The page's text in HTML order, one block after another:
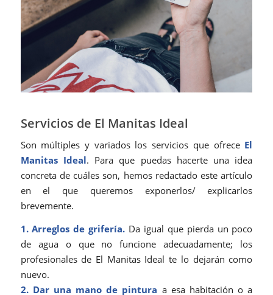
Servicios de El Manitas Ideal
Son múltiples y variados los servicios que ofrece El
Manitas Ideal. Para que puedas hacerte una idea
concreta de cuáles son, hemos redactado este artículo
en el que queremos exponerlos/ explicarlos
brevemente.
1. Arreglos de grifería. Da igual que pierda un poco
de agua o que no funcione adecuadamente; los
profesionales de El Manitas Ideal te lo dejarán como
nuevo.
2. Dar una mano de pintura a esa habitación o a